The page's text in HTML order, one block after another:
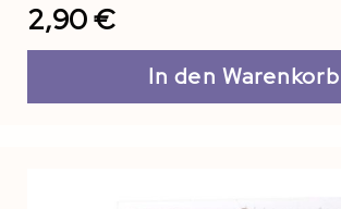
2,90 €
In den Warenkorb